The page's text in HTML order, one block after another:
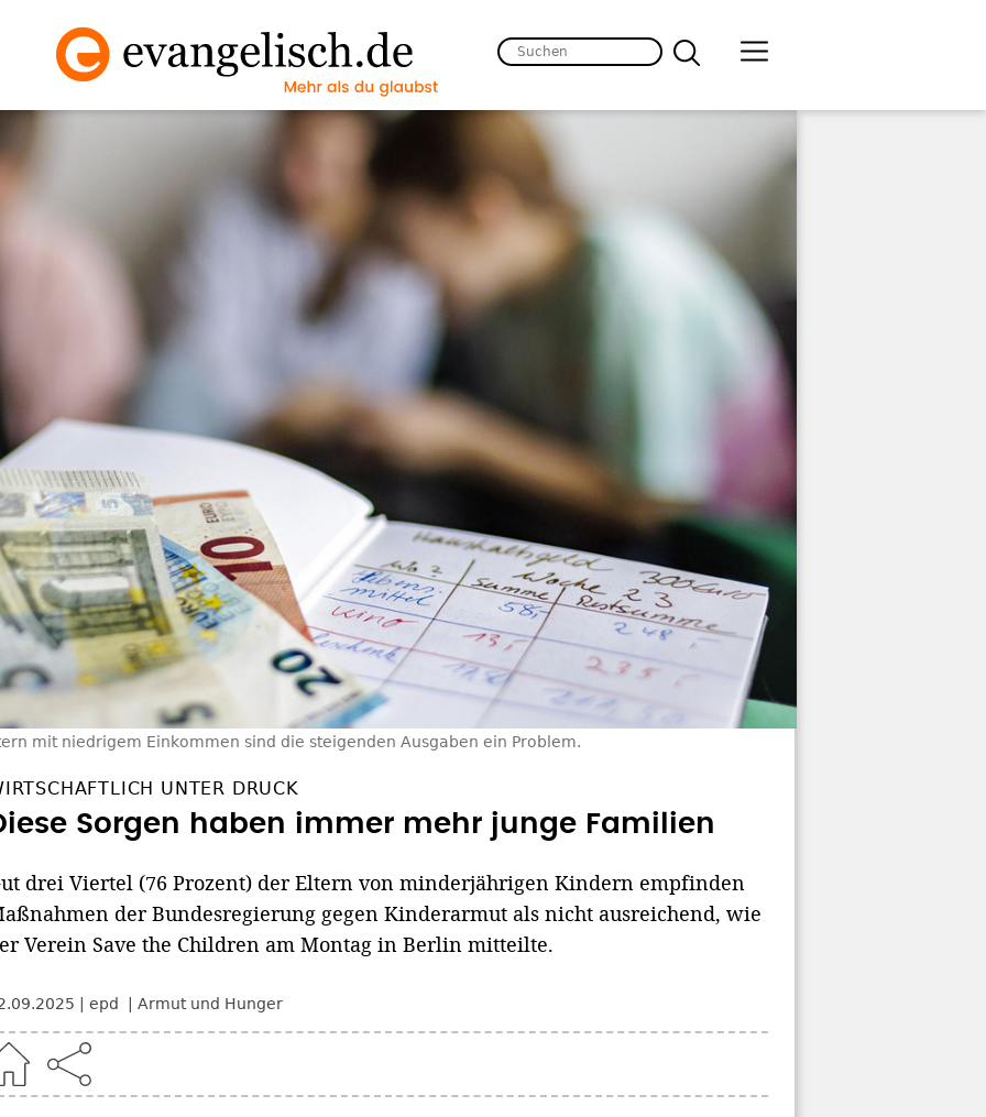
mit niedrigem Einkommen sind die steigenden Ausgaben ein Problem.
UNTER DRUCK
Sorgen haben immer mehr junge Familien
drei Viertel (76 Prozent) der Eltern von minderjährigen Kindern empfinden
der Bundesregierung gegen Kinderarmut als nicht ausreichend, wie
Verein Save the Children am Montag in Berlin mitteilte.
epd Armut und Hunger